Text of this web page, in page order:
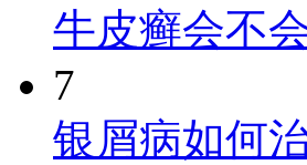
牛皮癣会不
7
银屑病如何